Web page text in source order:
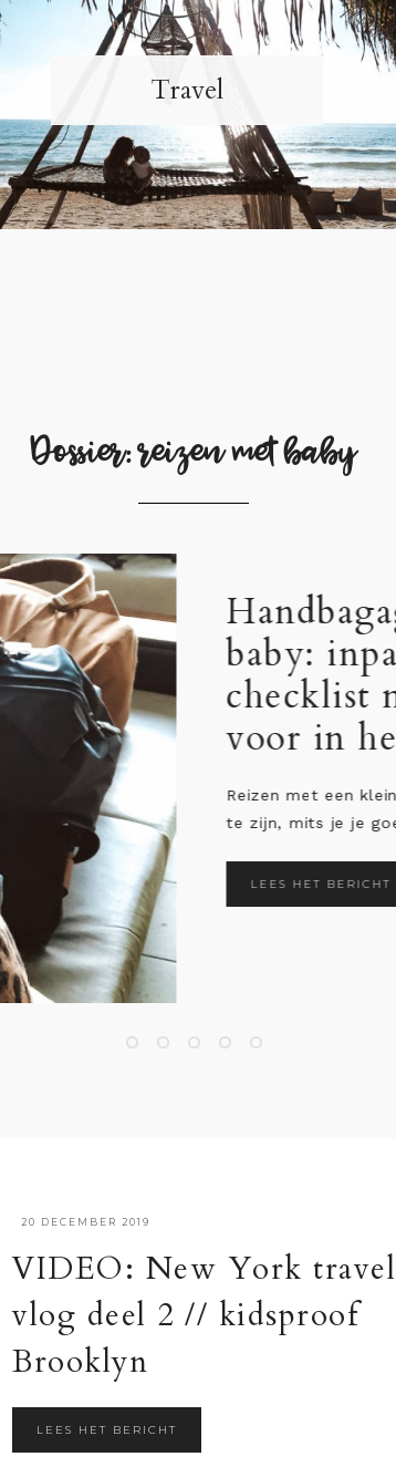
Travel
Dossier: reizen met baby
20 DECEMBER 2019
VIDEO: New York travel
vlog deel 2 // kidsproof
Brooklyn
LEES HET BERICHT